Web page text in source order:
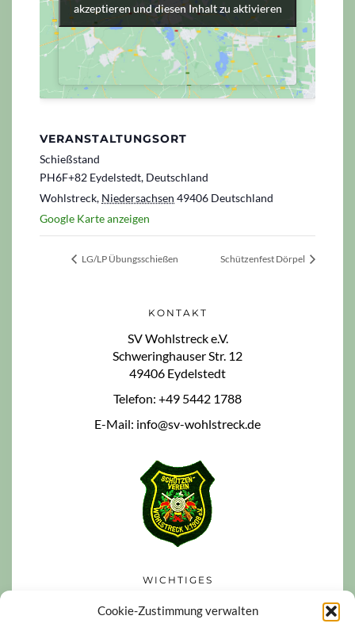
Cookie-Zustimmung verwalten
VERANSTALTUNGSORT
Schießstand
PH6F+82 Eydelstedt, Deutschland
Wohlstreck, Niedersachsen 49406 Deutschland
Google Karte anzeigen
akzeptieren und diesen Inhalt zu aktivieren
akzeptieren und diesen Inhalt zu aktivieren
LG/LP Übungsschießen Schützenfest Dörpel
KONTAKT
SV Wohlstreck e.V.
Schweringhauser Str. 12
49406 Eydelstedt
Telefon: +49 5442 1788
E-Mail: info@sv-wohlstreck.de
WICHTIGES
Datenschutzerklärung